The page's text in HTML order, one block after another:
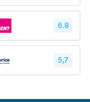
6.8
5,7